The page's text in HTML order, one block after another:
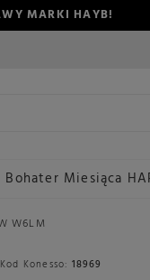
MARKI HAYB!
Bohater Miesiąca
W6LM
Kod Konesso: 18969